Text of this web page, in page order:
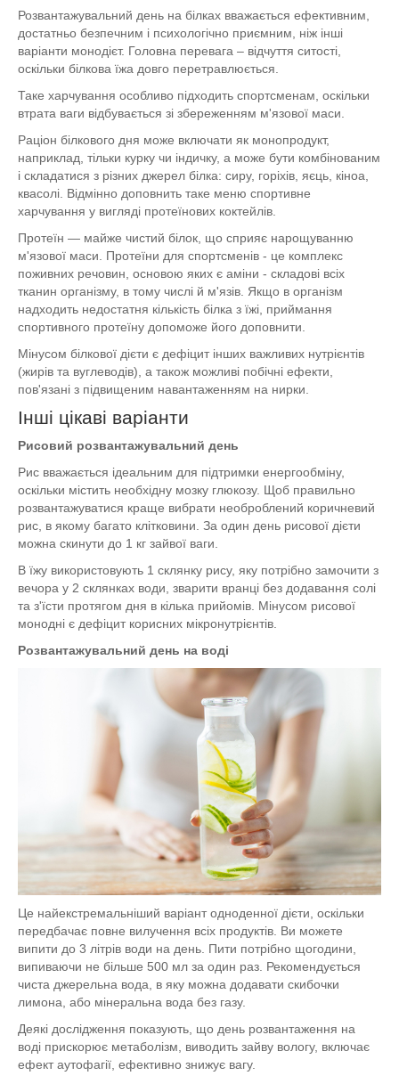
Розвантажувальний день на білках вважається ефективним,
достатньо безпечним і психологічно приємним, ніж інші
варіанти монодієт. Головна перевага – відчуття ситості,
оскільки білкова їжа довго перетравлюється.
Таке харчування особливо підходить спортсменам, оскільки
втрата ваги відбувається зі збереженням м'язової маси.
Раціон білкового дня може включати як монопродукт,
наприклад, тільки курку чи індичку, а може бути комбінованим
і складатися з різних джерел білка: сиру, горіхів, яєць, кіноа,
квасолі. Відмінно доповнить таке меню спортивне
харчування у вигляді протеїнових коктейлів.
Протеїн — майже чистий білок, що сприяє нарощуванню
м'язової маси. Протеїни для спортсменів - це комплекс
поживних речовин, основою яких є аміни - складові всіх
тканин організму, в тому числі й м'язів. Якщо в організм
надходить недостатня кількість білка з їжі, приймання
спортивного протеїну допоможе його доповнити.
Мінусом білкової дієти є дефіцит інших важливих нутрієнтів
(жирів та вуглеводів), а також можливі побічні ефекти,
пов'язані з підвищеним навантаженням на нирки.
Інші цікаві варіанти
Рисовий розвантажувальний день
Рис вважається ідеальним для підтримки енергообміну,
оскільки містить необхідну мозку глюкозу. Щоб правильно
розвантажуватися краще вибрати необроблений коричневий
рис, в якому багато клітковини. За один день рисової дієти
можна скинути до 1 кг зайвої ваги.
В їжу використовують 1 склянку рису, яку потрібно замочити з
вечора у 2 склянках води, зварити вранці без додавання солі
та з'їсти протягом дня в кілька прийомів. Мінусом рисової
монодні є дефіцит корисних мікронутрієнтів.
Розвантажувальний день на воді
Це найекстремальніший варіант одноденної дієти, оскільки
передбачає повне вилучення всіх продуктів. Ви можете
випити до 3 літрів води на день. Пити потрібно щогодини,
випиваючи не більше 500 мл за один раз. Рекомендується
чиста джерельна вода, в яку можна додавати скибочки
лимона, або мінеральна вода без газу.
Деякі дослідження показують, що день розвантаження на
воді прискорює метаболізм, виводить зайву вологу, включає
ефект аутофагії, ефективно знижує вагу.